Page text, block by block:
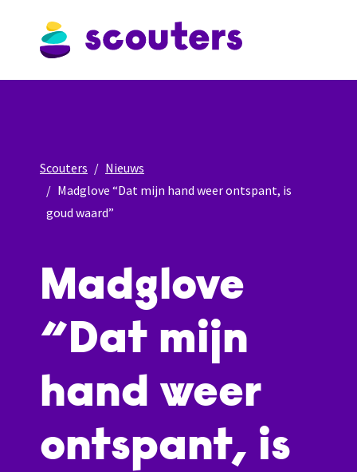
Scouters
Nieuws
Madglove “Dat mijn hand weer ontspant, is
goud waard”
Madglove
“Dat mijn
hand weer
ontspant, is